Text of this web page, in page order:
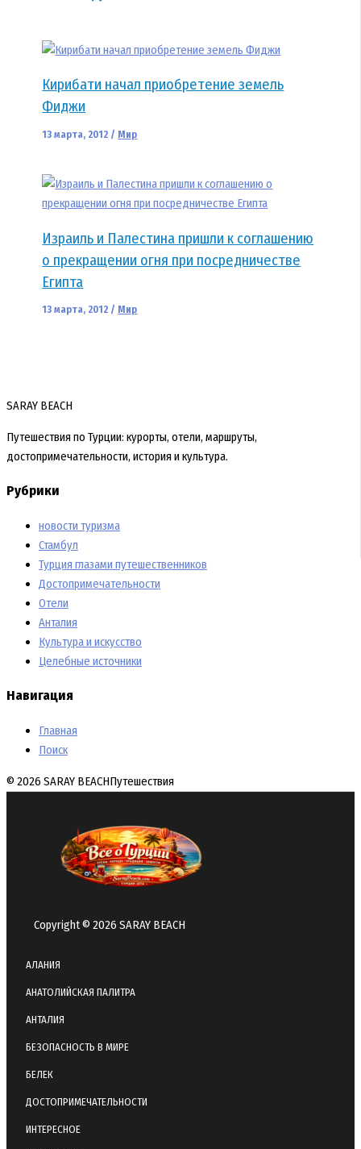
Кирибати начал приобретение земель
Фиджи
13 марта, 2012 / Мир
Израиль и Палестина пришли к соглашению
о прекращении огня при посредничестве
Египта
13 марта, 2012 / Мир
SARAY BEACH
Путешествия по Турции: курорты, отели, маршруты,
достопримечательности, история и культура.
Рубрики
новости туризма
Стамбул
Турция глазами путешественников
Достопримечательности
Отели
Анталия
Культура и искусство
Целебные источники
Навигация
Главная
Поиск
© 2026 SARAY BEACHПутешествия
Copyright © 2026 SARAY BEACH
АЛАНИЯ
АНАТОЛИЙСКАЯ ПАЛИТРА
АНТАЛИЯ
БЕЗОПАСНОСТЬ В МИРЕ
БЕЛЕК
ДОСТОПРИМЕЧАТЕЛЬНОСТИ
ИНТЕРЕСНОЕ